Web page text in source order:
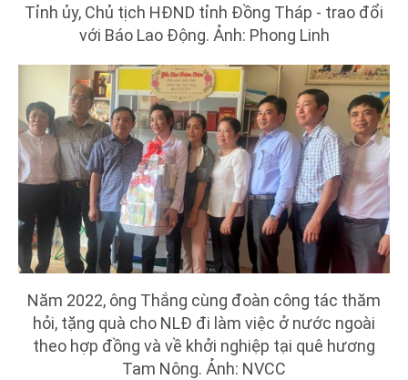
Tỉnh ủy, Chủ tịch HĐND tỉnh Đồng Tháp - trao đổi
với Báo Lao Động. Ảnh: Phong Linh
Năm 2022, ông Thắng cùng đoàn công tác thăm
hỏi, tặng quà cho NLĐ đi làm việc ở nước ngoài
theo hợp đồng và về khởi nghiệp tại quê hương
Tam Nông. Ảnh: NVCC